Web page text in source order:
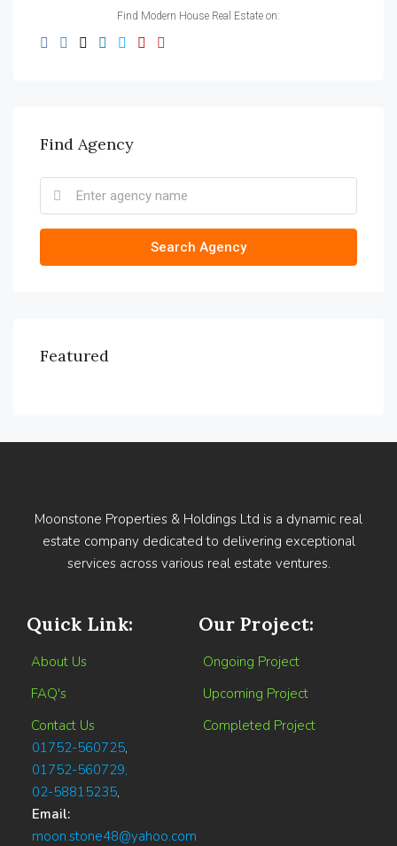
Find Modern House Real Estate on:
Find Agency
Search Agency
Featured
Moonstone Properties & Holdings Ltd is a dynamic real
estate company dedicated to delivering exceptional
services across various real estate ventures.
Quick Link:
About Us
FAQ's
Contact Us
01752-560725,
01752-560729,
02-58815235,
Email:
moon.stone48@yahoo.com
Our Project:
Ongoing Project
Upcoming Project
Completed Project